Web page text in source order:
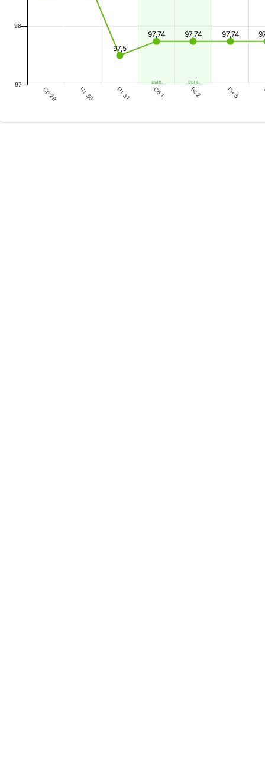
вых. вых.
97,5
97,74 97,74 97,74
Ср 29 Чт 30 Пт 31 Сб 1 Вс 2 Пн 3
97
98